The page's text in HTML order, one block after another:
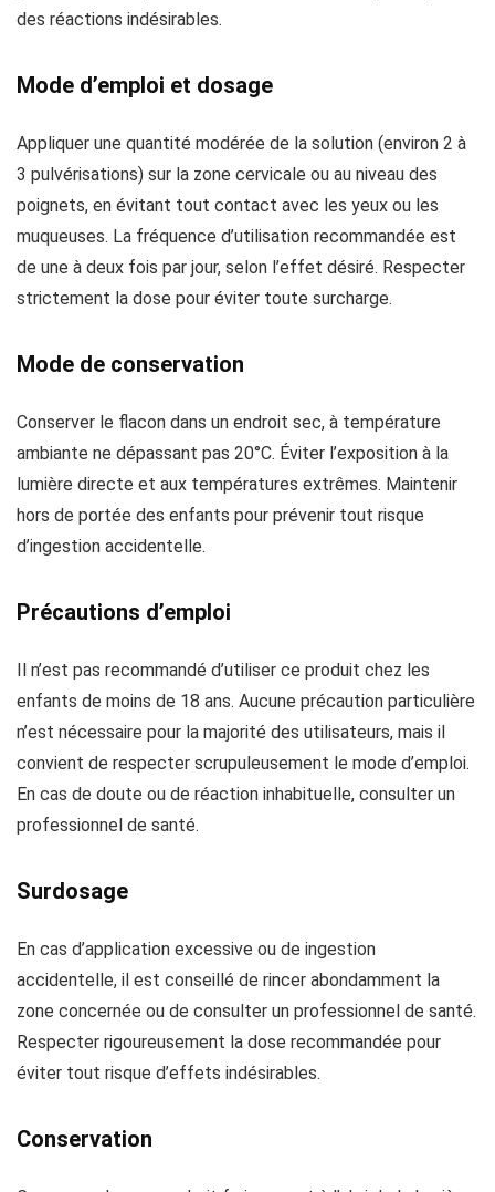
des réactions indésirables.
Mode d’emploi et dosage
Appliquer une quantité modérée de la solution (environ 2 à
3 pulvérisations) sur la zone cervicale ou au niveau des
poignets, en évitant tout contact avec les yeux ou les
muqueuses. La fréquence d’utilisation recommandée est
de une à deux fois par jour, selon l’effet désiré. Respecter
strictement la dose pour éviter toute surcharge.
Mode de conservation
Conserver le flacon dans un endroit sec, à température
ambiante ne dépassant pas 20°C. Éviter l’exposition à la
lumière directe et aux températures extrêmes. Maintenir
hors de portée des enfants pour prévenir tout risque
d’ingestion accidentelle.
Précautions d’emploi
Il n’est pas recommandé d’utiliser ce produit chez les
enfants de moins de 18 ans. Aucune précaution particulière
n’est nécessaire pour la majorité des utilisateurs, mais il
convient de respecter scrupuleusement le mode d’emploi.
En cas de doute ou de réaction inhabituelle, consulter un
professionnel de santé.
Surdosage
En cas d’application excessive ou de ingestion
accidentelle, il est conseillé de rincer abondamment la
zone concernée ou de consulter un professionnel de santé.
Respecter rigoureusement la dose recommandée pour
éviter tout risque d’effets indésirables.
Conservation